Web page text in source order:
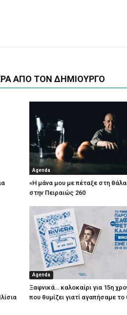
ΑΠΟ ΤΟΝ ΔΗΜΙΟΥΡΓΟ
Agenda
«Η μάνα μου με πέταξε στη
στην Πειραιώς 260
Agenda
Ξαφνικά… καλοκαίρι για 15η
που θυμίζει γιατί αγαπήσαμε το